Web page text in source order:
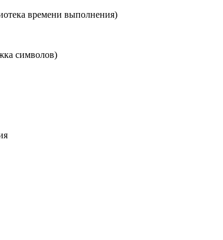
времени выполнения)
символов)